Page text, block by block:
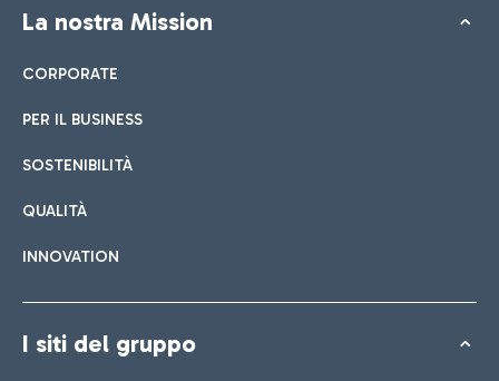
La nostra Mission
CORPORATE
PER IL BUSINESS
SOSTENIBILITÀ
QUALITÀ
INNOVATION
I siti del gruppo